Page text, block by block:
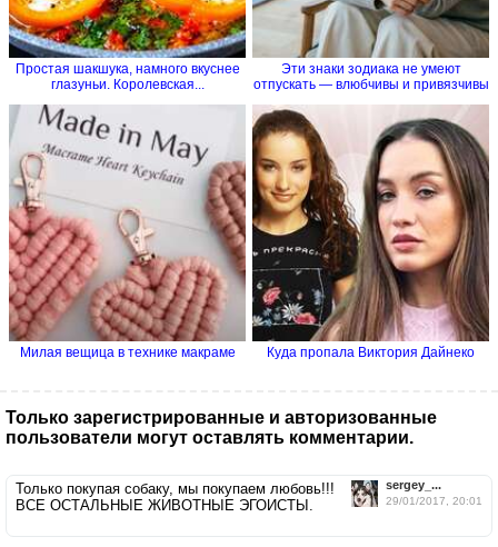
Простая шакшука, намного вкуснее
глазуньи. Королевская...
Эти знаки зодиака не умеют
отпускать — влюбчивы и привязчивы
Милая вещица в технике макраме Куда пропала Виктория Дайнеко
Только зарегистрированные и авторизованные
пользователи могут оставлять комментарии.
sergey_...
29/01/2017, 20:01
Только покупая собаку, мы покупаем любовь!!!
ВСЕ ОСТАЛЬНЫЕ ЖИВОТНЫЕ ЭГОИСТЫ.